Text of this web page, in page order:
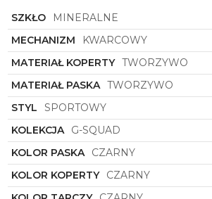
dodaje zegarkowi charakteru i
tylko praktyczny, ale również
Tarcza z wyświetlaczem cyfrowym
komponuje się z czarnym paskiem i
tworząc spójną i harmonijną
nowoczesnego designu, zegarek
oferuje również wiele funkcji, które
każdemu aktywnemu mężczyźnie.
funkcję datownika, alarmu, stopera,
co sprawia, że jest niezastąpionym
podczas treningów czy wypraw na
powietrzu.
Dzięki zastosowaniu najlepszych
SZKŁO
MINERALNE
MECHANIZM
KWARCOWY
MATERIAŁ KOPERTY TWORZYWO
MATERIAŁ PASKA TWORZYWO
STYL
SPORTOWY
KOLEKCJA G-SQUAD
KOLOR PASKA CZARNY
KOLOR KOPERTY CZARNY